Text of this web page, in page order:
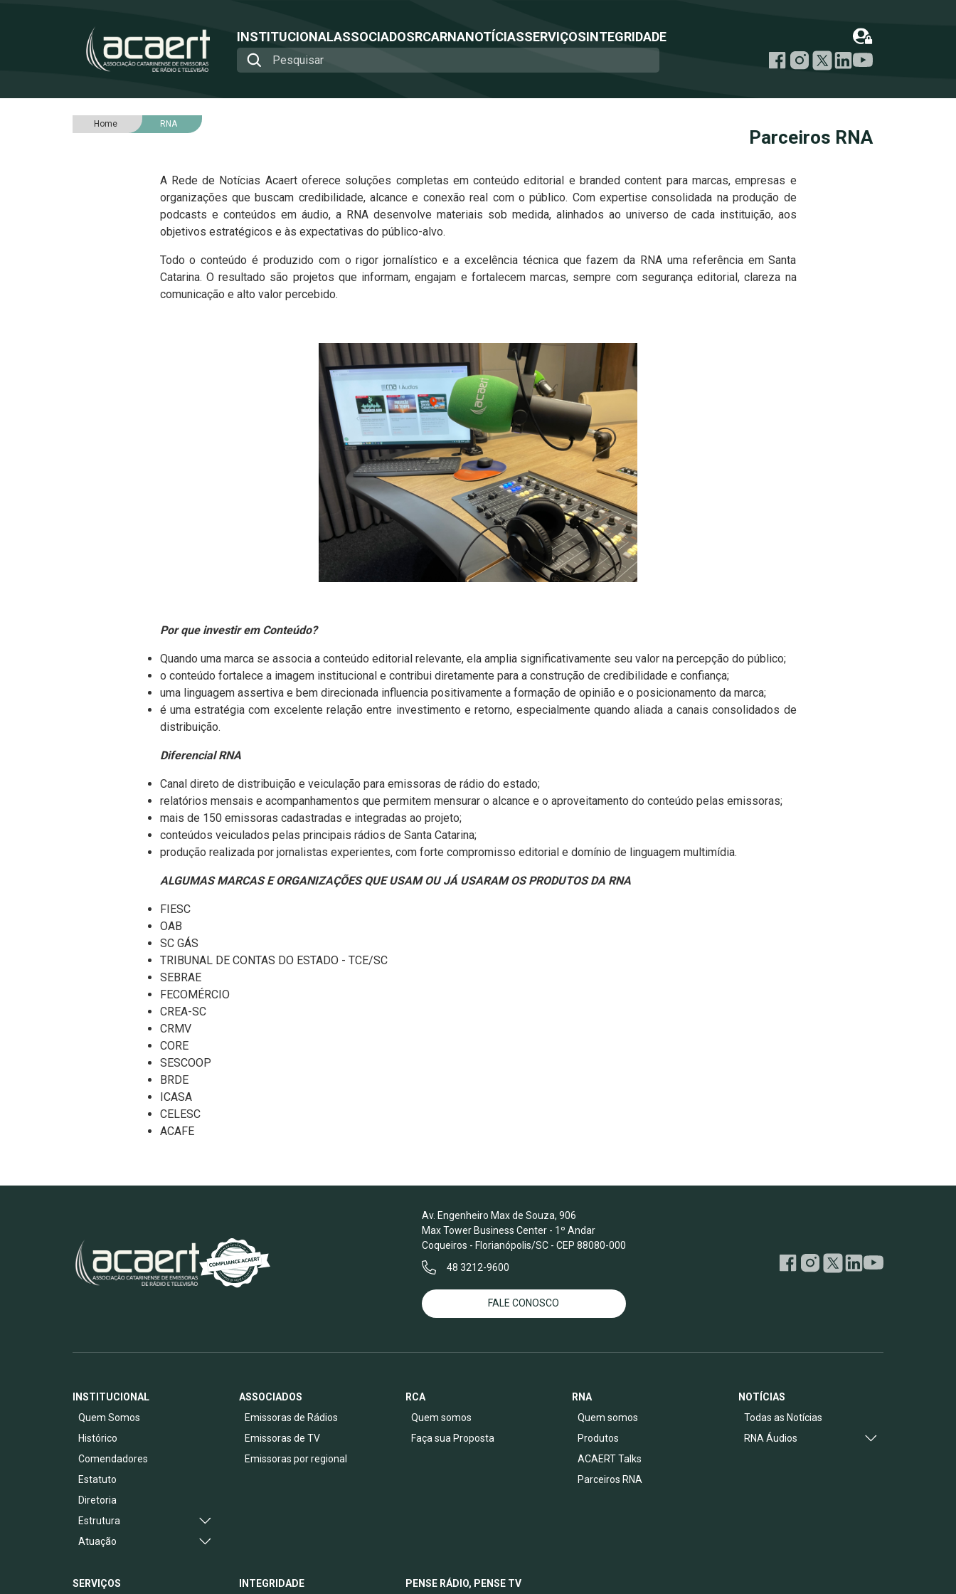
INSTITUCIONALASSOCIADOSRCARNANOTÍCIASSERVIÇOSINTEGRIDADE
Home RNA
Parceiros RNA
A Rede de Notícias Acaert oferece soluções completas em conteúdo editorial e branded content para marcas, empresas e
organizações que buscam credibilidade, alcance e conexão real com o público. Com expertise consolidada na produção de
podcasts e conteúdos em áudio, a RNA desenvolve materiais sob medida, alinhados ao universo de cada instituição, aos
objetivos estratégicos e às expectativas do público-alvo.
Todo o conteúdo é produzido com o rigor jornalístico e a excelência técnica que fazem da RNA uma referência em Santa
Catarina. O resultado são projetos que informam, engajam e fortalecem marcas, sempre com segurança editorial, clareza na
comunicação e alto valor percebido.
Por que investir em Conteúdo?
Quando uma marca se associa a conteúdo editorial relevante, ela amplia significativamente seu valor na percepção do público;
o conteúdo fortalece a imagem institucional e contribui diretamente para a construção de credibilidade e confiança;
uma linguagem assertiva e bem direcionada influencia positivamente a formação de opinião e o posicionamento da marca;
é uma estratégia com excelente relação entre investimento e retorno, especialmente quando aliada a canais consolidados de
distribuição.
Diferencial RNA
Canal direto de distribuição e veiculação para emissoras de rádio do estado;
relatórios mensais e acompanhamentos que permitem mensurar o alcance e o aproveitamento do conteúdo pelas emissoras;
mais de 150 emissoras cadastradas e integradas ao projeto;
conteúdos veiculados pelas principais rádios de Santa Catarina;
produção realizada por jornalistas experientes, com forte compromisso editorial e domínio de linguagem multimídia.
ALGUMAS MARCAS E ORGANIZAÇÕES QUE USAM OU JÁ USARAM OS PRODUTOS DA RNA
FIESC
OAB
SC GÁS
TRIBUNAL DE CONTAS DO ESTADO - TCE/SC
SEBRAE
FECOMÉRCIO
CREA-SC
CRMV
CORE
SESCOOP
BRDE
ICASA
CELESC
ACAFE
Av. Engenheiro Max de Souza, 906
Max Tower Business Center - 1º Andar
Coqueiros - Florianópolis/SC - CEP 88080-000
48 3212-9600
FALE CONOSCO
INSTITUCIONAL
Quem Somos
Histórico
Comendadores
Estatuto
Diretoria
Estrutura
Atuação
ASSOCIADOS
Emissoras de Rádios
Emissoras de TV
Emissoras por regional
RCA
Quem somos
Faça sua Proposta
RNA
Quem somos
Produtos
ACAERT Talks
Parceiros RNA
NOTÍCIAS
Todas as Notícias
RNA Áudios
SERVIÇOS INTEGRIDADE PENSE RÁDIO, PENSE TV